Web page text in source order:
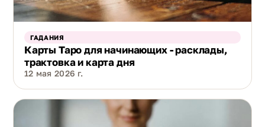
ГАДАНИЯ
Карты Таро для начинающих - расклады,
трактовка и карта дня
12 мая 2026 г.